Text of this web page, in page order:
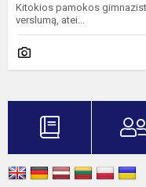
Kitokios pamokos
verslumą, atei...